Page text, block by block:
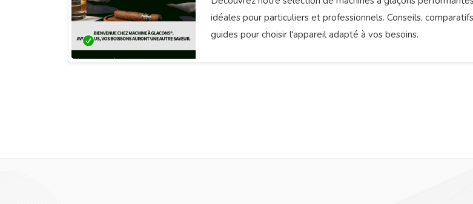
idéales pour particuliers et professionnels. Conseils,
guides pour choisir l'appareil adapté à vos besoins.